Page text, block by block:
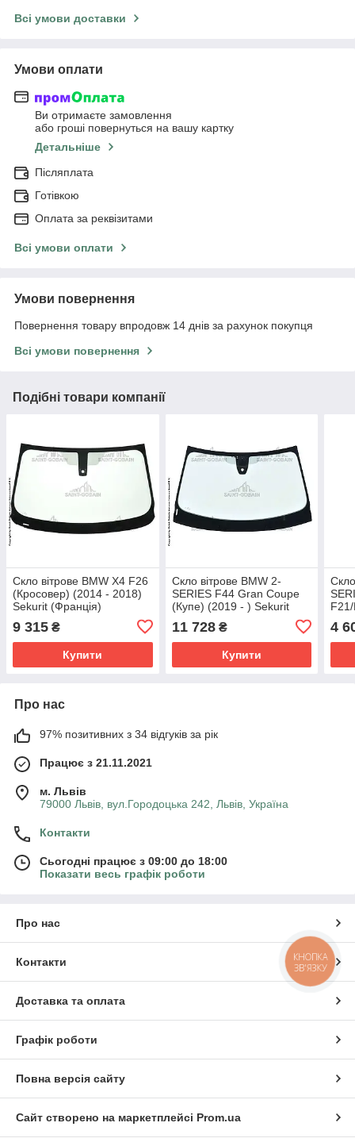
Всі умови доставки
Умови оплати
Ви отримаєте замовлення
або гроші повернуться на вашу картку
Детальніше
Післяплата
Готівкою
Оплата за реквізитами
Всі умови оплати
Умови повернення
Повернення товару впродовж 14 днів за рахунок покупця
Всі умови повернення
Подібні товари компанії
Скло вітрове BMW X4 F26
(Кросовер) (2014 - 2018)
Sekurit (Франція)
9 315 ₴
Купити
Скло вітрове BMW 2-
SERIES F44 Gran Coupe
(Купе) (2019 - ) Sekurit
11 728₴
Купити
4
Про нас
97% позитивних з 34 відгуків за рік
Працює з 21.11.2021
м. Львів
79000 Львів, вул.Городоцька 242, Львів, Україна
Контакти
Сьогодні працює з 09:00 до 18:00
Показати весь графік роботи
Про нас
Контакти
Доставка та оплата
Графік роботи
Повна версія сайту
Сайт створено на маркетплейсі Prom.ua
КНОПКА
ЗВ'ЯЗКУ